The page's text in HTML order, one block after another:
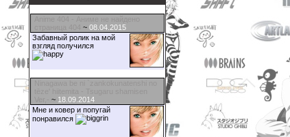
~ 08.04.2015
Забавный ролик на мой
взгляд получился
~ 18.09.2014
Мне и ковер и попугай
понравился